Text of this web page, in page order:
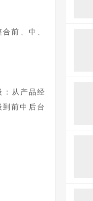
前、中、
：从产品经
前中后台